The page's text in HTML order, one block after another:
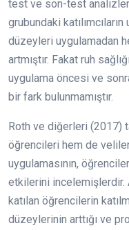
test ve son-test
grubundaki
düzeyleri uygulamadan
artmıştır. Fakat ruh
uygulama öncesi ve
bir fark bulunmamıştır.
Roth ve diğerleri (2017)
öğrencileri hem de
uygulamasının,
etkilerini incelemişlerdir.
katılan öğrencilerin
düzeylerinin arttığı ve